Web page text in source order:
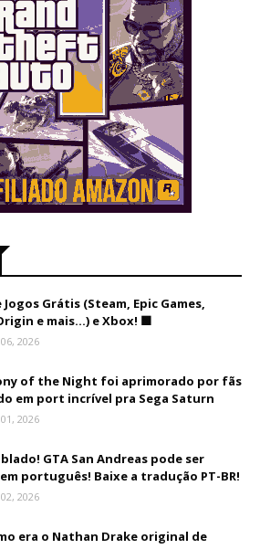
Jogos Grátis (Steam, Epic Games,
e mais...) e Xbox! 🟩
2026
of the Night foi aprimorado por fãs
em port incrível pra Sega Saturn
2026
GTA San Andreas pode ser
português! Baixe a tradução PT-BR!
2026
era o Nathan Drake original de